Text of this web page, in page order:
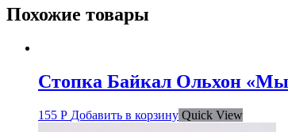
Похожие товары
Стопка Байкал Ольхон
155 Р Добавить в корзину Quick View